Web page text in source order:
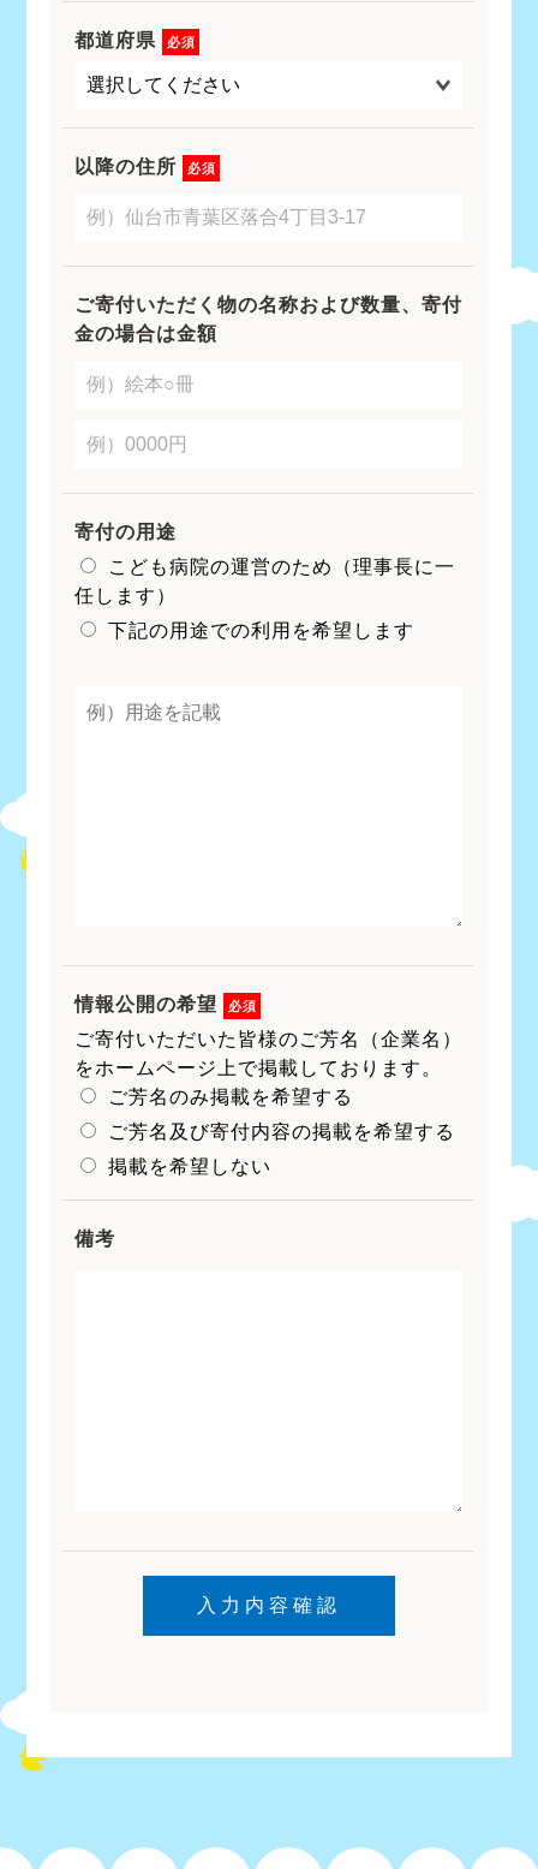
都道府県 必須
以降の住所 必須
ご寄付いただく物の名称および数量、寄付
金の場合は金額
寄付の用途
こども病院の運営のため（理事長に一
任します）
下記の用途での利用を希望します
情報公開の希望 必須
ご寄付いただいた皆様のご芳名（企業名）
をホームページ上で掲載しております。
ご芳名のみ掲載を希望する
ご芳名及び寄付内容の掲載を希望する
掲載を希望しない
備考